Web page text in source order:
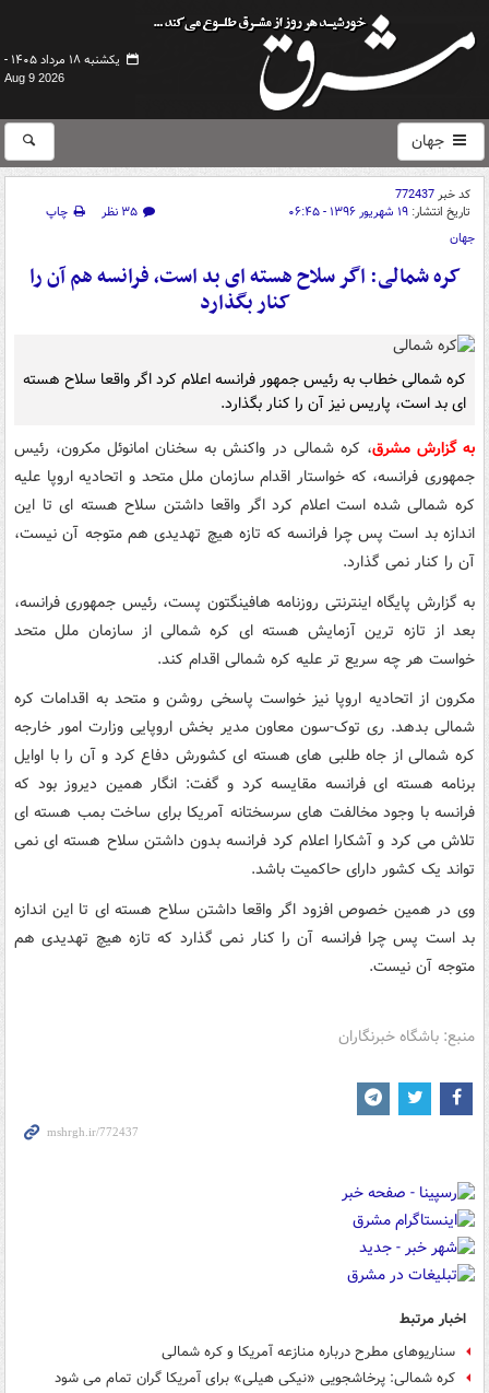
یکشنبه ۱۸ مرداد ۱۴۰۵ -
Aug 9 2026
جهان
کد خبر772437
تاریخ انتشار: ۱۹ شهریور ۱۳۹۶ - ۰۶:۴۵ ۳۵ نظر
چاپ
جهان
کره شمالی: اگر سلاح هسته ای بد است، فرانسه هم آن را
کنار بگذارد
کره شمالی خطاب به رئیس جمهور فرانسه اعلام کرد اگر واقعا سلاح هسته
ای بد است، پاریس نیز آن را کنار بگذارد.
به گزارش مشرق، کره شمالی در واکنش به سخنان امانوئل مکرون، رئیس
جمهوری فرانسه، که خواستار اقدام سازمان ملل متحد و اتحادیه اروپا علیه
کره شمالی شده است اعلام کرد اگر واقعا داشتن سلاح هسته ای تا این
اندازه بد است پس چرا فرانسه که تازه هیچ تهدیدی هم متوجه آن نیست،
آن را کنار نمی گذارد.
به گزارش پایگاه اینترنتی روزنامه هافینگتون پست، رئیس جمهوری فرانسه،
بعد از تازه ترین آزمایش هسته ای کره شمالی از سازمان ملل متحد
خواست هر چه سریع تر علیه کره شمالی اقدام کند.
مکرون از اتحادیه اروپا نیز خواست پاسخی روشن و متحد به اقدامات کره
شمالی بدهد. ری توک-سون معاون مدیر بخش اروپایی وزارت امور خارجه
کره شمالی از جاه طلبی های هسته ای کشورش دفاع کرد و آن را با اوایل
برنامه هسته ای فرانسه مقایسه کرد و گفت: انگار همین دیروز بود که
فرانسه با وجود مخالفت های سرسختانه آمریکا برای ساخت بمب هسته ای
تلاش می کرد و آشکارا اعلام کرد فرانسه بدون داشتن سلاح هسته ای نمی
تواند یک کشور دارای حاکمیت باشد.
وی در همین خصوص افزود اگر واقعا داشتن سلاح هسته ای تا این اندازه
بد است پس چرا فرانسه آن را کنار نمی گذارد که تازه هیچ تهدیدی هم
متوجه آن نیست.
منبع: باشگاه خبرنگاران
اخبار مرتبط
سناریوهای مطرح درباره منازعه آمریکا و کره شمالی
کره شمالی: پرخاشجویی «نیکی هیلی» برای آمریکا گران تمام می شود